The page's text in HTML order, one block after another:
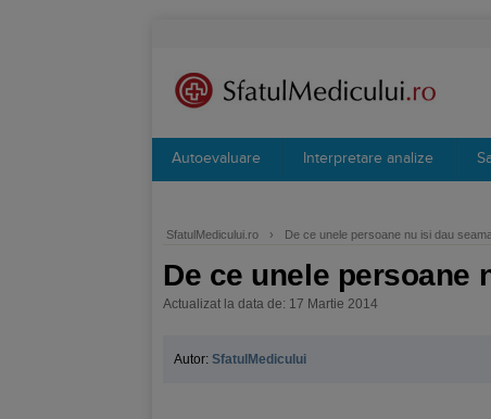
Autoevaluare Interpretare analize
SfatulMedicului.ro › De ce unele persoane nu isi dau
De ce unele persoane
Actualizat la data de: 17 Martie 2014
Autor: SfatulMedicului